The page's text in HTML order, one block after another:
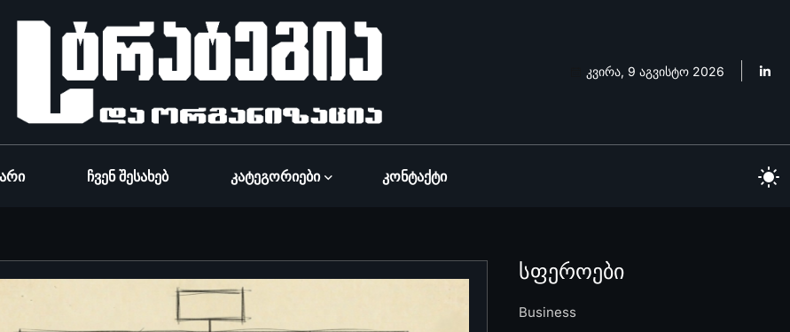
კვირა, 9 აგვისტო 2026
Ჩვენ Შესახებ Კატეგორიები Კონტაქტი
სფეროები
Business